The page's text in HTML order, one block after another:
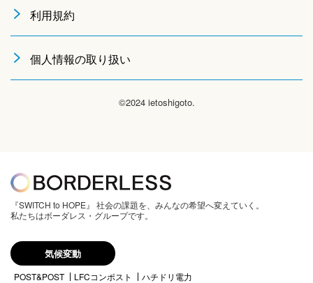
利用規約
個人情報の取り扱い
©2024 ietoshigoto.
『SWITCH to HOPE』 社会の課題を、みんなの希望へ変えていく。
私たちはボーダレス・グループです。
気候変動
POST&POST LFCコンポスト ハチドリ電力